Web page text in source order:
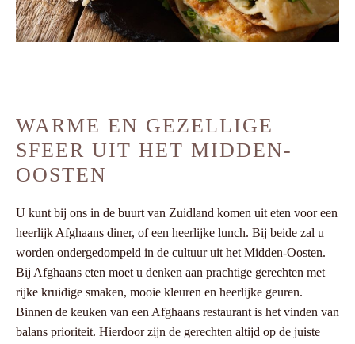
WARME EN GEZELLIGE
SFEER UIT HET MIDDEN-
OOSTEN
U kunt bij ons in de buurt van Zuidland komen uit eten voor een
heerlijk Afghaans diner, of een heerlijke lunch. Bij beide zal u
worden ondergedompeld in de cultuur uit het Midden-Oosten.
Bij Afghaans eten moet u denken aan prachtige gerechten met
rijke kruidige smaken, mooie kleuren en heerlijke geuren.
Binnen de keuken van een Afghaans restaurant is het vinden van
balans prioriteit. Hierdoor zijn de gerechten altijd op de juiste